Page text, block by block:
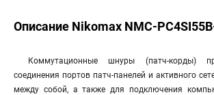
Описание Nikomax NMC-
Коммутационные шнуры (патч-корды)
соединения портов патч-панелей и активного
между собой, а также для подключения